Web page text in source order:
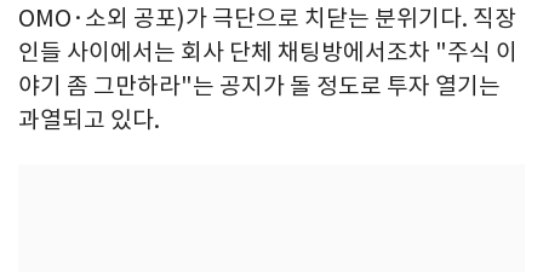
OMO·소외 공포)가 극단으로 치닫는 분위기다. 직장
인들 사이에서는 회사 단체 채팅방에서조차 "주식 이
야기 좀 그만하라"는 공지가 돌 정도로 투자 열기는
과열되고 있다.